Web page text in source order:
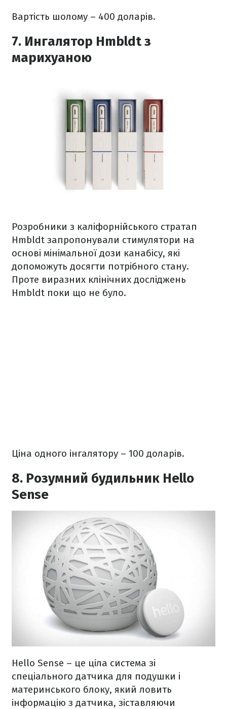
Вартість шолому – 400 доларів.
7. Ингалятор Hmbldt з
марихуаною
Розробники з каліфорнійського стратап
Hmbldt запропонували стимулятори на
основі мінімальної дози канабісу, які
допоможуть досягти потрібного стану.
Проте виразних клінічних досліджень
Hmbldt поки що не було.
Ціна одного інгалятору – 100 доларів.
8. Розумний будильник Hello
Sense
Hello Sense – це ціла система зі
спеціального датчика для подушки і
материнського блоку, який ловить
інформацію з датчика, зіставляючи